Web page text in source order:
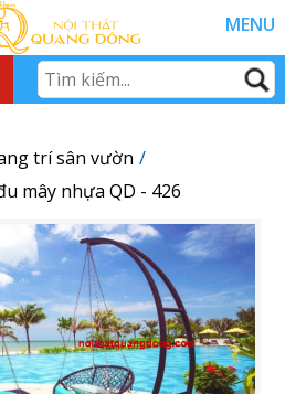
MENU
trí sân vườn
mây nhựa QD - 426